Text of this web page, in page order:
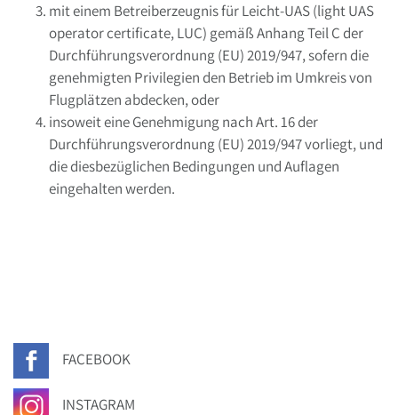
mit einem Betreiberzeugnis für Leicht-UAS (light UAS
operator certificate, LUC) gemäß Anhang Teil C der
Durchführungsverordnung (EU) 2019/947, sofern die
genehmigten Privilegien den Betrieb im Umkreis von
Flugplätzen abdecken, oder
insoweit eine Genehmigung nach Art. 16 der
Durchführungsverordnung (EU) 2019/947 vorliegt, und
die diesbezüglichen Bedingungen und Auflagen
eingehalten werden.
FACEBOOK
INSTAGRAM